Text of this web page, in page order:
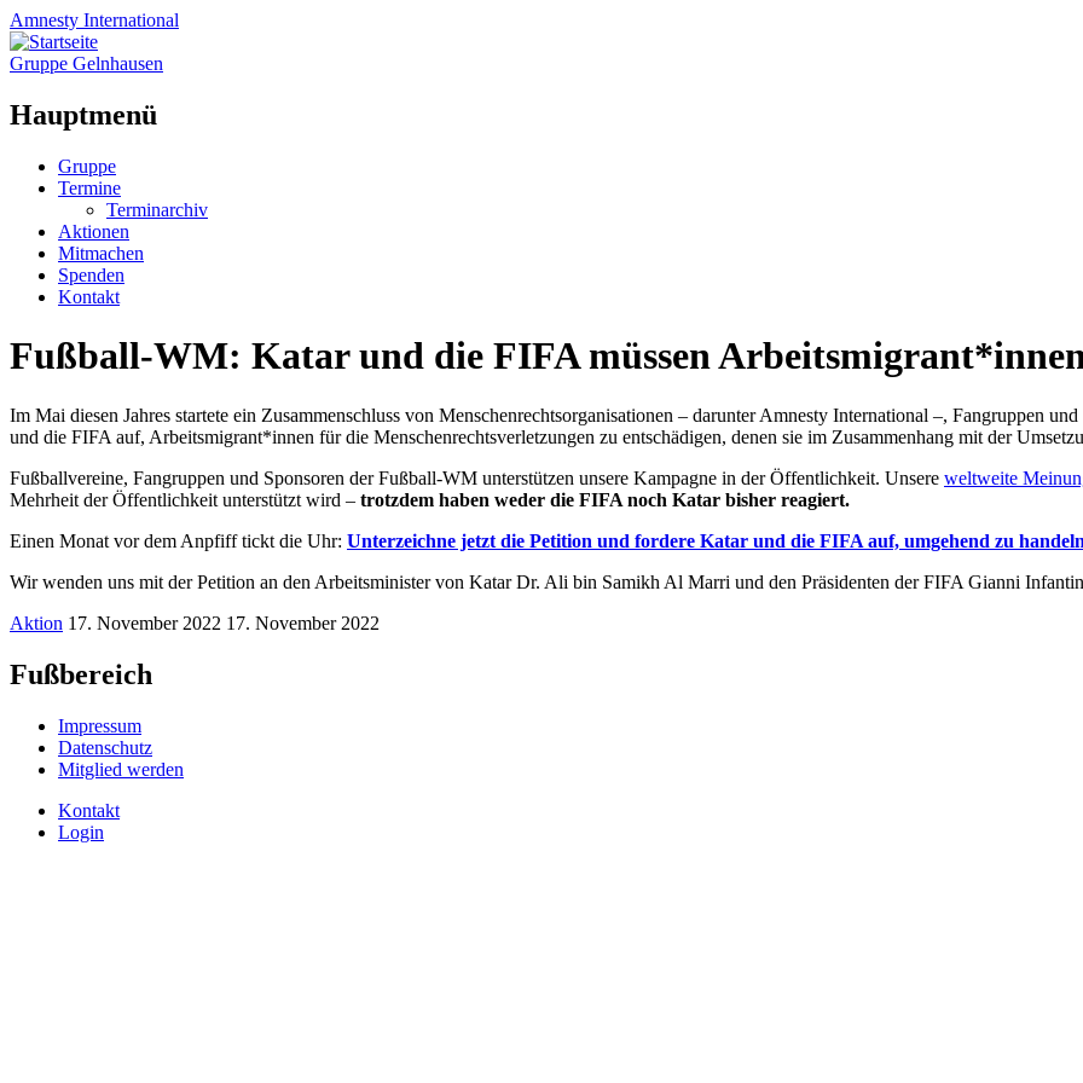
Amnesty International
Gruppe Gelnhausen
Hauptmenü
Zum
Inhalt
Gruppe
Termine
Terminarchiv
Aktionen
Mitmachen
Spenden
Kontakt
Fußball-WM: Katar und die FIFA müssen
Im Mai diesen Jahres startete ein Zusammenschluss von Menschenrechtsorganisationen – darunter Amnesty International –, Fangruppen
und die FIFA auf, Arbeitsmigrant*innen für die Menschenrechtsverletzungen zu entschädigen, denen sie im Zusammenhang mit der
Fußballvereine, Fangruppen und Sponsoren der Fußball-WM unterstützen unsere Kampagne in der Öffentlichkeit. Unsere weltweite
Mehrheit der Öffentlichkeit unterstützt wird – trotzdem haben weder die FIFA noch Katar bisher reagiert.
Einen Monat vor dem Anpfiff tickt die Uhr: Unterzeichne jetzt die Petition und fordere Katar und die FIFA auf, umgehend zu
Wir wenden uns mit der Petition an den Arbeitsminister von Katar Dr. Ali bin Samikh Al Marri und den Präsidenten der FIFA Gianni
Aktion 17. November 2022 17. November 2022
Fußbereich
Impressum
Datenschutz
Mitglied werden
Kontakt
Login